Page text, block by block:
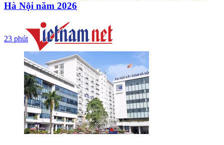
Hà Nội năm 2026
23 phút